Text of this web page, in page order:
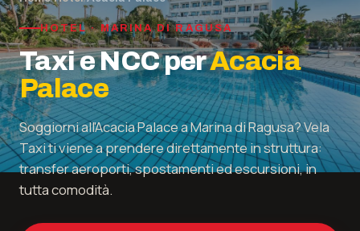
HOTEL · MARINA DI RAGUSA
Taxi e NCC perAcacia
Palace
Soggiorni all'Acacia Palace a Marina di Ragusa? Vela
Taxi ti viene a prendere direttamente in struttura:
transfer aeroporti, spostamenti ed escursioni, in
tutta comodità.